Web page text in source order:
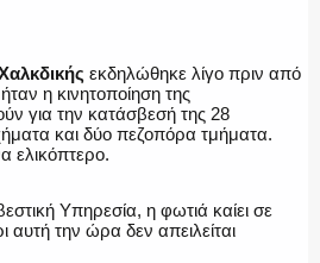
εκδηλώθηκε λίγο πριν από
η κινητοποίηση της
για την κατάσβεσή της 28
και δύο πεζοπόρα τμήματα.
ελικόπτερο.
Υπηρεσία, η φωτιά καίει σε
αυτή την ώρα δεν απειλείται